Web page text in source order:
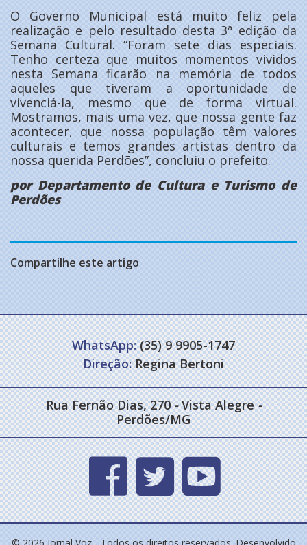
O Governo Municipal está muito feliz pela
realização e pelo resultado desta 3ª edição da
Semana Cultural. “Foram sete dias especiais.
Tenho certeza que muitos momentos vividos
nesta Semana ficarão na memória de todos
aqueles que tiveram a oportunidade de
vivenciá-la, mesmo que de forma virtual.
Mostramos, mais uma vez, que nossa gente faz
acontecer, que nossa população têm valores
culturais e temos grandes artistas dentro da
nossa querida Perdões”, concluiu o prefeito.
por Departamento de Cultura e Turismo de
Perdões
Compartilhe este artigo
WhatsApp:(35) 9 9905-1747
Direção:Regina Bertoni
Rua Fernão Dias, 270- Vista Alegre-
Perdões/MG
© 2026 Jornal Voz - Todos os direitos reservados. Desenvolvido